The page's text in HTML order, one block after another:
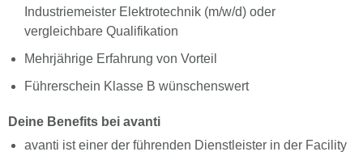
Industriemeister Elektrotechnik (m/w/d) oder
vergleichbare Qualifikation
Mehrjährige Erfahrung von Vorteil
Führerschein Klasse B wünschenswert
Deine Benefits bei avanti
avanti ist einer der führenden Dienstleister in der Facility